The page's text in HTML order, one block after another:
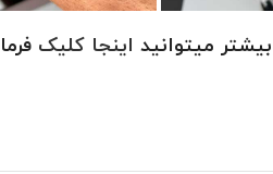
میتوانید اینجا کلیک